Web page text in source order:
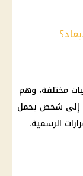
مختلفة، وهم
إلى شخص يحمل
الرسمية.